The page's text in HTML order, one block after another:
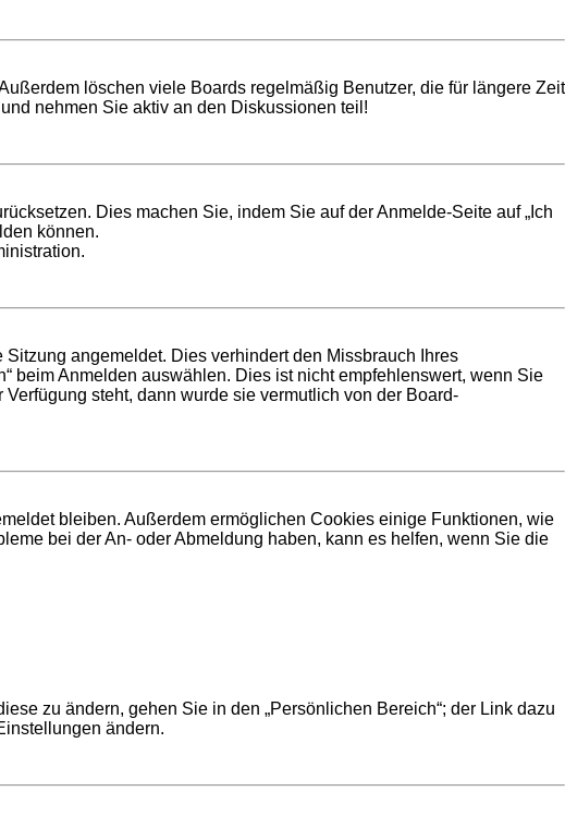
löschen viele Boards regelmäßig Benutzer, die für längere Zeit
nehmen Sie aktiv an den Diskussionen teil!
Dies machen Sie, indem Sie auf der Anmelde-Seite auf „Ich
können.
angemeldet. Dies verhindert den Missbrauch Ihres
beim Anmelden auswählen. Dies ist nicht empfehlenswert, wenn Sie
steht, dann wurde sie vermutlich von der Board-
bleiben. Außerdem ermöglichen Cookies einige Funktionen, wie
bei der An- oder Abmeldung haben, kann es helfen, wenn Sie die
zu ändern, gehen Sie in den „Persönlichen Bereich“; der Link dazu
ändern.